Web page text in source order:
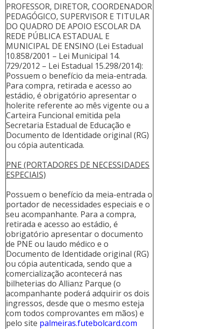
PROFESSOR, DIRETOR, COORDENADOR
PEDAGÓGICO, SUPERVISOR E TITULAR
DO QUADRO DE APOIO ESCOLAR DA
REDE PÚBLICA ESTADUAL E
MUNICIPAL DE ENSINO (Lei Estadual
10.858/2001 – Lei Municipal 14.
729/2012 – Lei Estadual 15.298/2014):
Possuem o benefício da meia-entrada.
Para compra, retirada e acesso ao
estádio, é obrigatório apresentar o
holerite referente ao mês vigente ou a
Carteira Funcional emitida pela
Secretaria Estadual de Educação e
Documento de Identidade original (RG)
ou cópia autenticada.
PNE (PORTADORES DE NECESSIDADES
ESPECIAIS)
Possuem o benefício da meia-entrada o
portador de necessidades especiais e o
seu acompanhante. Para a compra,
retirada e acesso ao estádio, é
obrigatório apresentar o documento
de PNE ou laudo médico e o
Documento de Identidade original (RG)
ou cópia autenticada, sendo que a
comercialização acontecerá nas
bilheterias do Allianz Parque (o
acompanhante poderá adquirir os dois
ingressos, desde que o mesmo esteja
com todos comprovantes em mãos) e
pelo site palmeiras.futebolcard.com